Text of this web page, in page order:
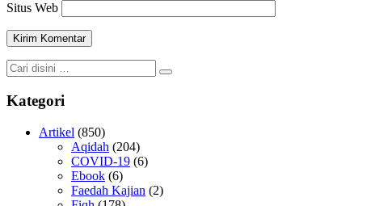
Situs Web
Kategori
Artikel (850)
Aqidah (204)
COVID-19 (6)
Ebook (6)
Faedah Kajian (2)